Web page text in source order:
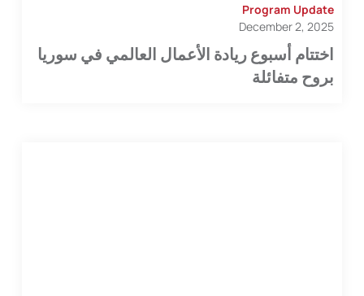
Program Update
December 2, 2025
اختتام أسبوع ريادة الأعمال العالمي في سوريا
بروح متفائلة